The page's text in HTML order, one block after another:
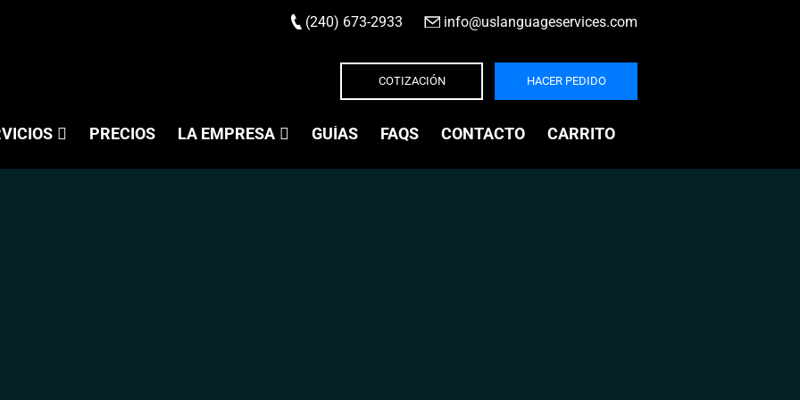
(240) 673-2933 info@uslanguageservices.com
COTIZACIÓN HACER PEDIDO
PRECIOS LA EMPRESA GUÍAS FAQS CONTACTO CARRITO